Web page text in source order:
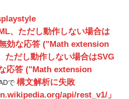
、ただし動作しない場合は
効な応答 ("Math extension
ただし動作しない場合はSVG
応答 ("Math extension
で 構文解析に失敗
api/rest_v1/」